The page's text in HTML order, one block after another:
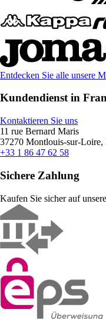
Entdecken Sie alle unsere
Kundendienst in
Kontaktieren Sie uns
11 rue Bernard Maris
37270 Montlouis-sur-Loire,
+33 1 86 47 62 58
Sichere Zahlung
Kaufen Sie sicher auf